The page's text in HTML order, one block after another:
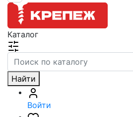
Каталог
Найти
Войти